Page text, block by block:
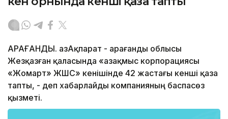
ҚАРАҒАНДЫ. ҚазАқпарат - Қарағанды облысы
Жезқазған қаласында «Қазақмыс корпорациясы
«Жомарт» ЖШС» кенішінде 42 жастағы кенші қаза
тапты, - деп хабарлайды компанияның баспасөз
қызметі.